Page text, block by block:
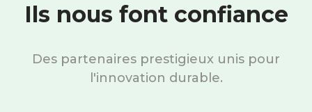
Ils nous font confiance
Des partenaires prestigieux unis pour
l'innovation durable.